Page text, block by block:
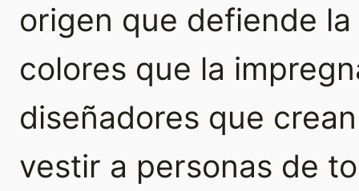
origen que defiende
colores que la
diseñadores que
vestir a personas de